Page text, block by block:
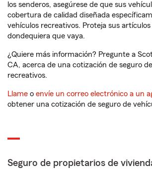
los senderos, asegúrese de que sus
cobertura de calidad diseñada
vehículos recreativos. Proteja sus
dondequiera que vaya.
¿Quiere más información? Pregunte a
CA, acerca de una cotización de seguro
recreativos.
Llame o envíe un correo electrónico a un
obtener una cotización de seguro de
Seguro de propietarios de